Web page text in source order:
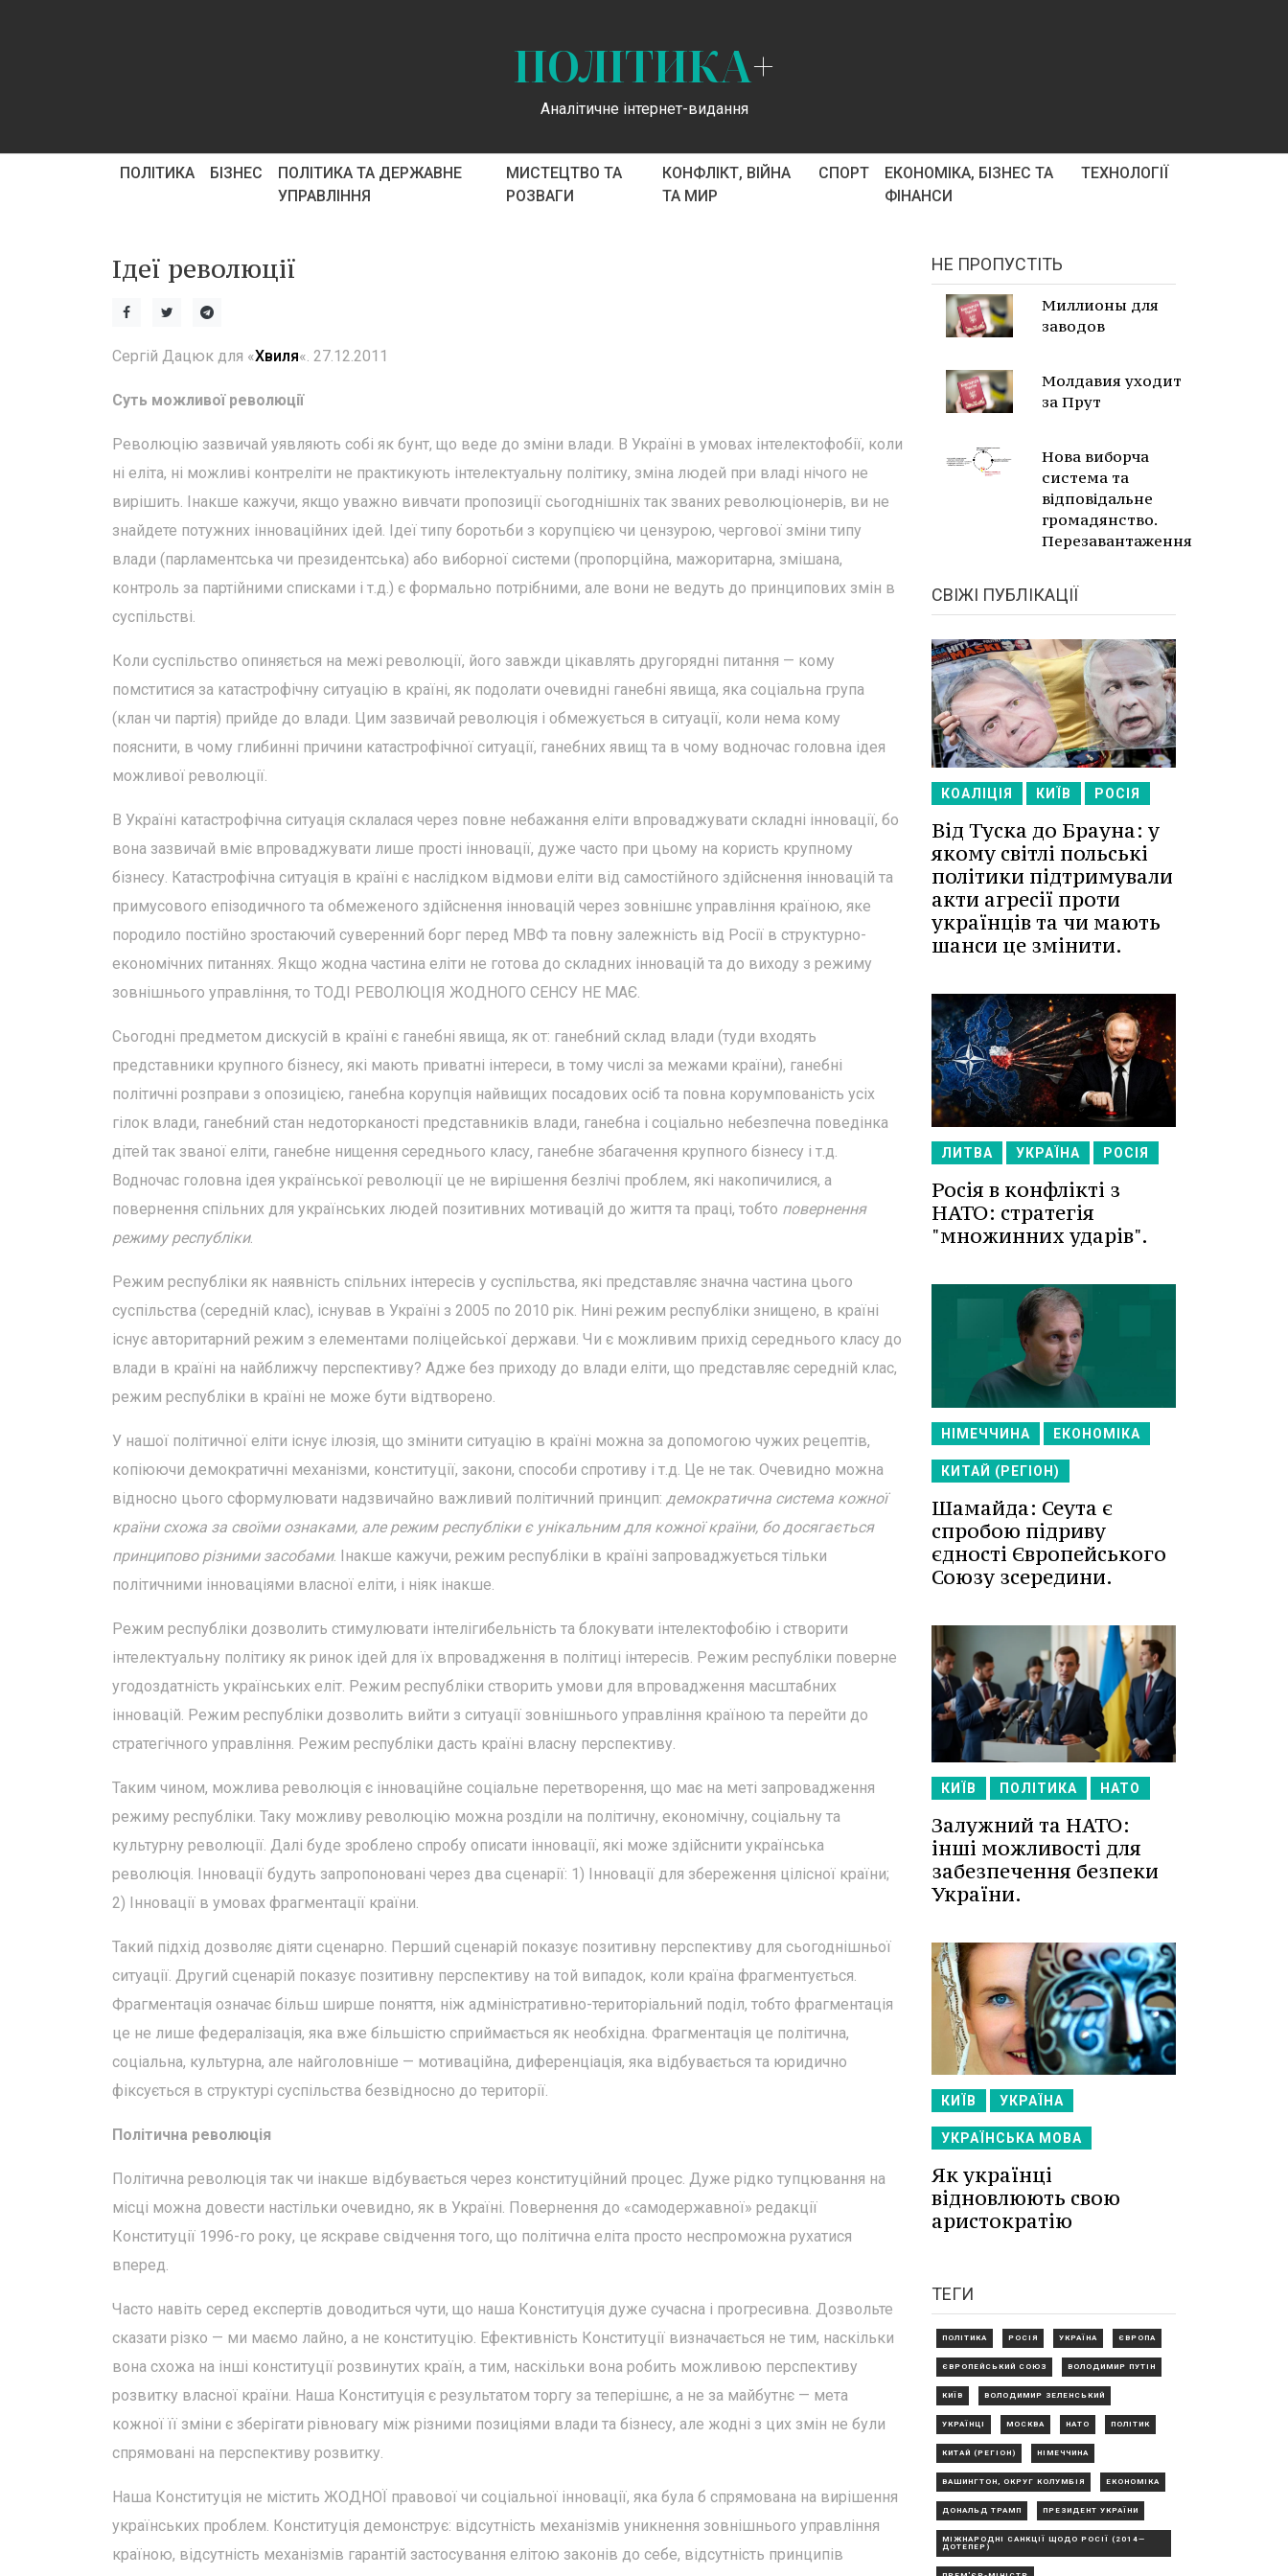
ПОЛІТИКА+
Аналітичне інтернет-видання
ПОЛІТИКА БІЗНЕС
ПОЛІТИКА ТА ДЕРЖАВНЕ
УПРАВЛІННЯ
МИСТЕЦТВО ТА
РОЗВАГИ
КОНФЛІКТ, ВІЙНА
ТА МИР
СПОРТ
ЕКОНОМІКА, БІЗНЕС ТА
ФІНАНСИ
ТЕХНОЛОГІЇ
Ідеї революції
Сергій Дацюк для «Хвиля«. 27.12.2011
Суть можливої революції
Революцію зазвичай уявляють собі як бунт, що веде до зміни влади. В Україні в умовах інтелектофобії, коли
ні еліта, ні можливі контреліти не практикують інтелектуальну політику, зміна людей при владі нічого не
вирішить. Інакше кажучи, якщо уважно вивчати пропозиції сьогоднішніх так званих революціонерів, ви не
знайдете потужних інноваційних ідей. Ідеї типу боротьби з корупцією чи цензурою, чергової зміни типу
влади (парламентська чи президентська) або виборної системи (пропорційна, мажоритарна, змішана,
контроль за партійними списками і т.д.) є формально потрібними, але вони не ведуть до принципових змін в
суспільстві.
Коли суспільство опиняється на межі революції, його завжди цікавлять другорядні питання — кому
помститися за катастрофічну ситуацію в країні, як подолати очевидні ганебні явища, яка соціальна група
(клан чи партія) прийде до влади. Цим зазвичай революція і обмежується в ситуації, коли нема кому
пояснити, в чому глибинні причини катастрофічної ситуації, ганебних явищ та в чому водночас головна ідея
можливої революції.
В Україні катастрофічна ситуація склалася через повне небажання еліти впроваджувати складні інновації, бо
вона зазвичай вміє впроваджувати лише прості інновації, дуже часто при цьому на користь крупному
бізнесу. Катастрофічна ситуація в країні є наслідком відмови еліти від самостійного здійснення інновацій та
примусового епізодичного та обмеженого здійснення інновацій через зовнішнє управління країною, яке
породило постійно зростаючий суверенний борг перед МВФ та повну залежність від Росії в структурно-
економічних питаннях. Якщо жодна частина еліти не готова до складних інновацій та до виходу з режиму
зовнішнього управління, то ТОДІ РЕВОЛЮЦІЯ ЖОДНОГО СЕНСУ НЕ МАЄ.
Сьогодні предметом дискусій в країні є ганебні явища, як от: ганебний склад влади (туди входять
представники крупного бізнесу, які мають приватні інтереси, в тому числі за межами країни), ганебні
політичні розправи з опозицією, ганебна корупція найвищих посадових осіб та повна корумпованість усіх
гілок влади, ганебний стан недоторканості представників влади, ганебна і соціально небезпечна поведінка
дітей так званої еліти, ганебне нищення середнього класу, ганебне збагачення крупного бізнесу і т.д.
Водночас головна ідея української революції це не вирішення безлічі проблем, які накопичилися, а
повернення спільних для українських людей позитивних мотивацій до життя та праці, тобто повернення
режиму республіки.
Режим республіки як наявність спільних інтересів у суспільства, які представляє значна частина цього
суспільства (середній клас), існував в Україні з 2005 по 2010 рік. Нині режим республіки знищено, в країні
існує авторитарний режим з елементами поліцейської держави. Чи є можливим прихід середнього класу до
влади в країні на найближчу перспективу? Адже без приходу до влади еліти, що представляє середній клас,
режим республіки в країні не може бути відтворено.
У нашої політичної еліти існує ілюзія, що змінити ситуацію в країні можна за допомогою чужих рецептів,
копіюючи демократичні механізми, конституції, закони, способи спротиву і т.д. Це не так. Очевидно можна
відносно цього сформулювати надзвичайно важливий політичний принцип: демократична система кожної
країни схожа за своїми ознаками, але режим республіки є унікальним для кожної країни, бо досягається
принципово різними засобами. Інакше кажучи, режим республіки в країні запроваджується тільки
політичними інноваціями власної еліти, і ніяк інакше.
Режим республіки дозволить стимулювати інтелігибельність та блокувати інтелектофобію і створити
інтелектуальну політику як ринок ідей для їх впровадження в політиці інтересів. Режим республіки поверне
угодоздатність українських еліт. Режим республіки створить умови для впровадження масштабних
інновацій. Режим республіки дозволить вийти з ситуації зовнішнього управління країною та перейти до
стратегічного управління. Режим республіки дасть країні власну перспективу.
Таким чином, можлива революція є інноваційне соціальне перетворення, що має на меті запровадження
режиму республіки. Таку можливу революцію можна розділи на політичну, економічну, соціальну та
культурну революції. Далі буде зроблено спробу описати інновації, які може здійснити українська
революція. Інновації будуть запропоновані через два сценарії: 1) Інновації для збереження цілісної країни;
2) Інновації в умовах фрагментації країни.
Такий підхід дозволяє діяти сценарно. Перший сценарій показує позитивну перспективу для сьогоднішньої
ситуації. Другий сценарій показує позитивну перспективу на той випадок, коли країна фрагментується.
Фрагментація означає більш ширше поняття, ніж адміністративно-територіальний поділ, тобто фрагментація
це не лише федералізація, яка вже більшістю сприймається як необхідна. Фрагментація це політична,
соціальна, культурна, але найголовніше — мотиваційна, диференціація, яка відбувається та юридично
фіксується в структурі суспільства безвідносно до території.
Політична революція
Політична революція так чи інакше відбувається через конституційний процес. Дуже рідко тупцювання на
місці можна довести настільки очевидно, як в Україні. Повернення до «самодержавної» редакції
Конституції 1996-го року, це яскраве свідчення того, що політична еліта просто неспроможна рухатися
вперед.
Часто навіть серед експертів доводиться чути, що наша Конституція дуже сучасна і прогресивна. Дозвольте
сказати різко — ми маємо лайно, а не конституцію. Ефективність Конституції визначається не тим, наскільки
вона схожа на інші конституції розвинутих країн, а тим, наскільки вона робить можливою перспективу
розвитку власної країни. Наша Конституція є результатом торгу за теперішнє, а не за майбутнє — мета
кожної її зміни є зберігати рівновагу між різними позиціями влади та бізнесу, але жодні з цих змін не були
спрямовані на перспективу розвитку.
Наша Конституція не містить ЖОДНОЇ правової чи соціальної інновації, яка була б спрямована на вирішення
українських проблем. Конституція демонструє: відсутність механізмів уникнення зовнішнього управління
країною, відсутність механізмів гарантій застосування елітою законів до себе, відсутність принципів
НЕ ПРОПУСТІТЬ
Миллионы для
заводов
Молдавия уходит
за Прут
Нова виборча
система та
відповідальне
громадянство.
Перезавантаження
СВІЖІ ПУБЛІКАЦІЇ
КОАЛІЦІЯ КИЇВ РОСІЯ
Від Туска до Брауна: у
якому світлі польські
політики підтримували
акти агресії проти
українців та чи мають
шанси це змінити.
ЛИТВА УКРАЇНА РОСІЯ
Росія в конфлікті з
НАТО: стратегія
"множинних ударів".
НІМЕЧЧИНА ЕКОНОМІКА
КИТАЙ (РЕГІОН)
Шамайда: Сеута є
спробою підриву
єдності Європейського
Союзу зсередини.
КИЇВ ПОЛІТИКА НАТО
Залужний та НАТО:
інші можливості для
забезпечення безпеки
України.
КИЇВ УКРАЇНА
УКРАЇНСЬКА МОВА
Як українці
відновлюють свою
аристократію
ТЕГИ
ПОЛІТИКА РОСІЯ УКРАЇНА ЄВРОПА
ЄВРОПЕЙСЬКИЙ СОЮЗ ВОЛОДИМИР ПУТІН
КИЇВ ВОЛОДИМИР ЗЕЛЕНСЬКИЙ
УКРАЇНЦІ МОСКВА НАТО ПОЛІТИК
КИТАЙ (РЕГІОН) НІМЕЧЧИНА
ВАШИНГТОН, ОКРУГ КОЛУМБІЯ ЕКОНОМІКА
ДОНАЛЬД ТРАМП ПРЕЗИДЕНТ УКРАЇНИ
МІЖНАРОДНІ САНКЦІЇ ЩОДО РОСІЇ (2014—
ДОТЕПЕР)